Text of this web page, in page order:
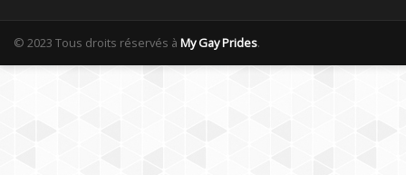
© 2023 Tous droits réservés à My Gay Prides.